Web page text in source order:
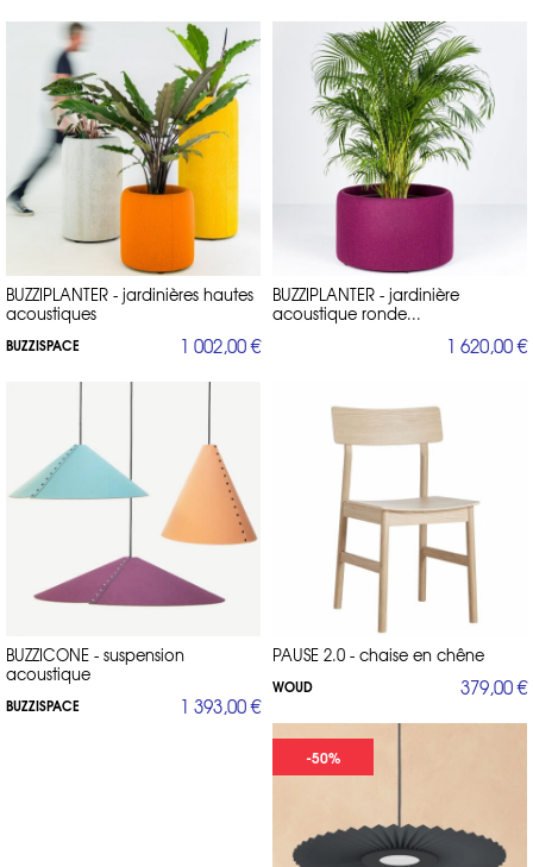
BUZZIPLANTER - jardinières hautes
acoustiques
BUZZISPACE 1 002,00 €
BUZZIPLANTER - jardinière
acoustique ronde...
1 620,00 €
BUZZICONE - suspension
acoustique
BUZZISPACE 1 393,00 €
PAUSE 2.0 - chaise en chêne
WOUD 379,00 €
-50%